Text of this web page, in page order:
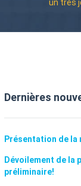
un très
Dernières
Présentation de la
Dévoilement de la
préliminaire!